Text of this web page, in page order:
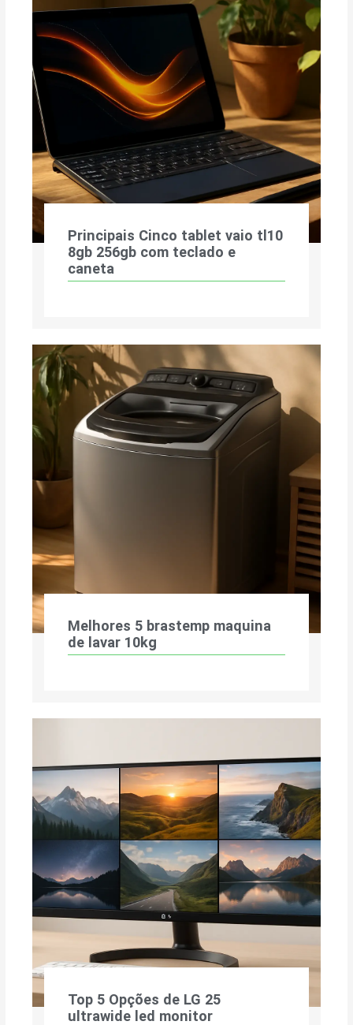
Principais Cinco tablet vaio tl10
8gb 256gb com teclado e
caneta
Melhores 5 brastemp maquina
de lavar 10kg
Top 5 Opções de LG 25
ultrawide led monitor